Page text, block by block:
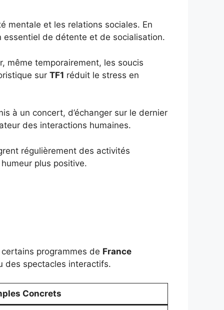
mentale et les relations sociales. En
de détente et de socialisation.
même temporairement, les soucis
sur TF1 réduit le stress en
à un concert, d’échanger sur le dernier
des interactions humaines.
régulièrement des activités
plus positive.
programmes de France
des spectacles interactifs.
Concrets